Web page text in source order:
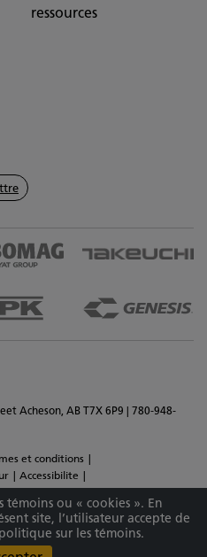
ressources
Acheson, AB T7X 6P9 | 780-948-
et conditions
Accessibilite
Tous droits réservés. Matériaux et
sans préavis.
témoins ou « cookies ». En
site, l’utilisateur accepte de
sur les témoins.